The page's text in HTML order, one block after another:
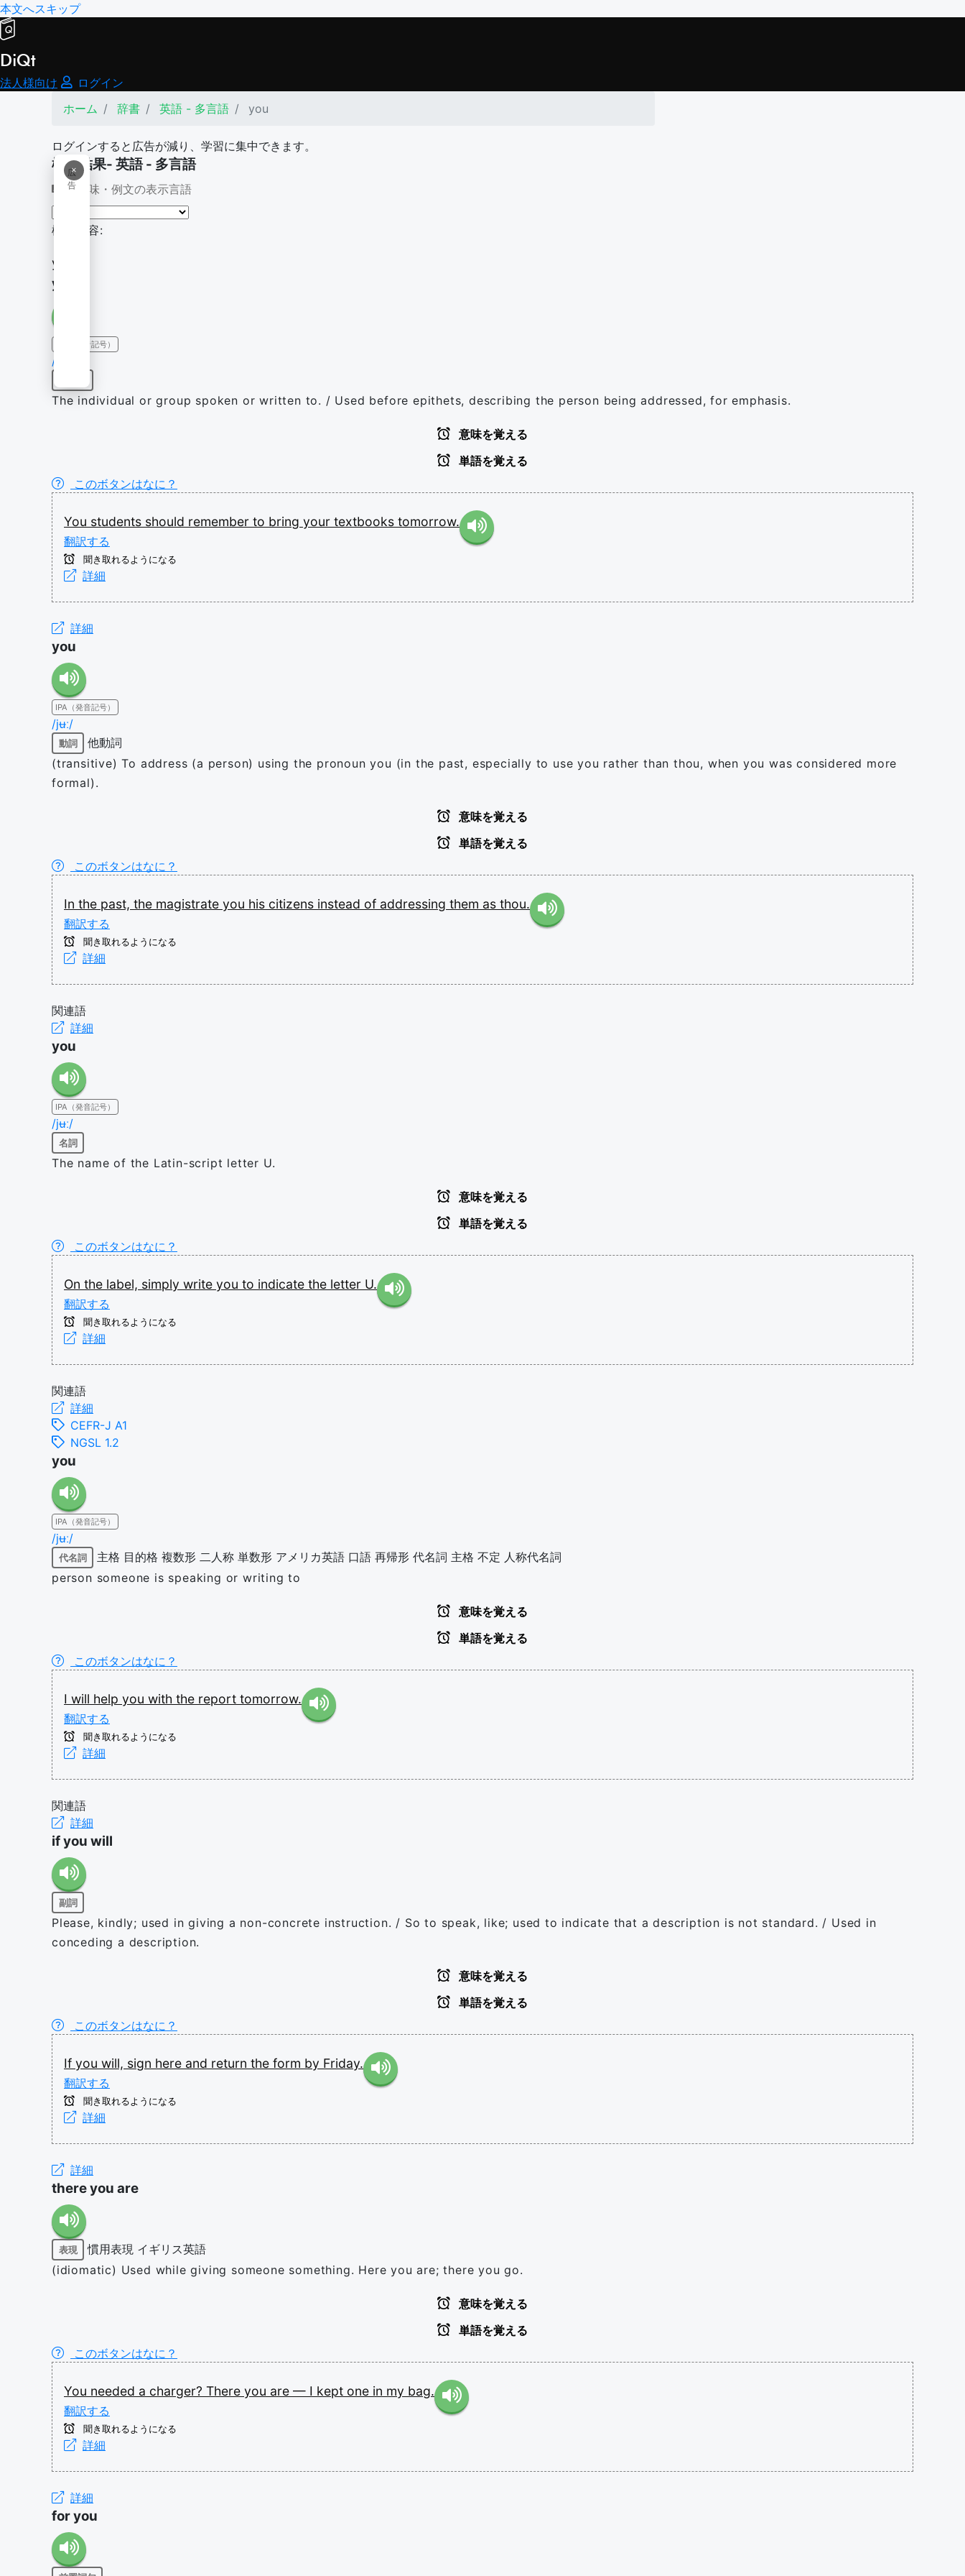
本文へスキップ
DiQt
法人様向け
ログイン
ホーム
辞書 英語 - 多言語 you
ログインすると広告が減り、学習に集中できます。
×
広
告
検索結果- 英語 - 多言語
意味・例文の表示言語
検索内容:
you
you
IPA（発音記号）
/jʉː/
The individual or group spoken or written to. / Used before epithets, describing the person being addressed, for emphasis.
意味を覚える
単語を覚える
このボタンはなに？
You students should remember to bring your textbooks tomorrow.
翻訳する
聞き取れるようになる
詳細
詳細
you
IPA（発音記号）
/jʉː/
動詞
他動詞
(transitive) To address (a person) using the pronoun you (in the past, especially to use you rather than thou, when you was considered more
formal).
意味を覚える
単語を覚える
このボタンはなに？
In the past, the magistrate you his citizens instead of addressing them as thou.
翻訳する
聞き取れるようになる
詳細
関連語
詳細
you
IPA（発音記号）
/jʉː/
名詞
The name of the Latin-script letter U.
意味を覚える
単語を覚える
このボタンはなに？
On the label, simply write you to indicate the letter U.
翻訳する
聞き取れるようになる
詳細
関連語
詳細
CEFR-J A1
NGSL 1.2
you
IPA（発音記号）
/jʉː/
代名詞 主格 目的格 複数形 二人称 単数形 アメリカ英語 口語 再帰形 代名詞 主格 不定 人称代名詞
person someone is speaking or writing to
意味を覚える
単語を覚える
このボタンはなに？
I will help you with the report tomorrow.
翻訳する
聞き取れるようになる
詳細
関連語
詳細
if you will
副詞
Please, kindly; used in giving a non-concrete instruction. / So to speak, like; used to indicate that a description is not standard. / Used in
conceding a description.
意味を覚える
単語を覚える
このボタンはなに？
If you will, sign here and return the form by Friday.
翻訳する
聞き取れるようになる
詳細
詳細
there you are
表現 慣用表現 イギリス英語
(idiomatic) Used while giving someone something. Here you are; there you go.
意味を覚える
単語を覚える
このボタンはなに？
You needed a charger? There you are — I kept one in my bag.
翻訳する
聞き取れるようになる
詳細
詳細
for you